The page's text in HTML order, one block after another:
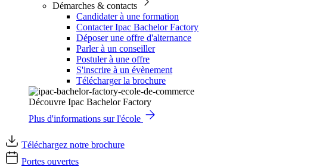
Démarches & contacts
Candidater à une formation
Contacter Ipac Bachelor Factory
Déposer une offre d'alternance
Parler à un conseiller
Postuler à une offre
S'inscrire à un évènement
Télécharger la brochure
Découvre Ipac Bachelor Factory
Plus d'informations sur l'école
Téléchargez notre brochure
Portes ouvertes